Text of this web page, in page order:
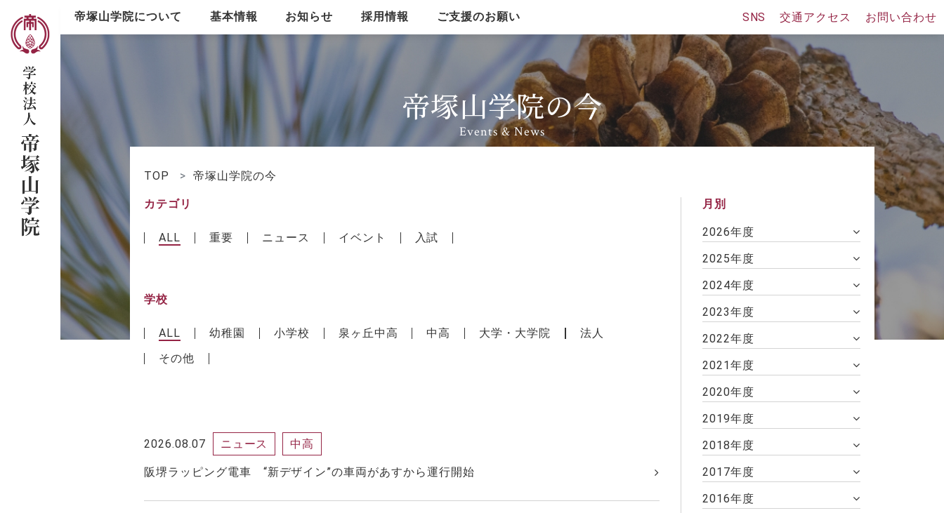
帝塚山学院について
帝塚山学院について
View All
理事長ご挨拶
沿革・教育理念
校名・校章・校旗
同窓会
基本情報
View All
運営組織
学生数
財務報告と事業計画
コンプライアンス関連
お知らせ 採用情報 ご支援のお願い SNS 交通アクセス お問い合わせ
帝塚山学院の今
Events & News
TOP 帝塚山学院の今
カテゴリ
ALL 重要 ニュース イベント 入試
学校
ALL 幼稚園 小学校 泉ヶ丘中高 中高 大学・大学院
法人
その他
2026.08.07 ニュース 中高
阪堺ラッピング電車 “新デザイン”の車両があすから運行開始
月別
2026年度
2025年度
2024年度
2023年度
2022年度
2021年度
2020年度
2019年度
2018年度
2017年度
2016年度